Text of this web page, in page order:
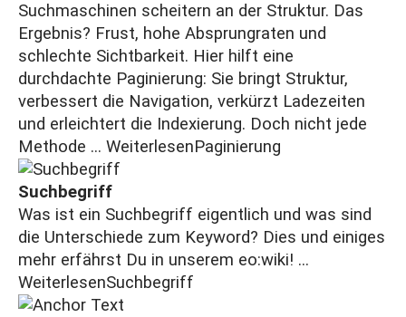
Suchmaschinen scheitern an der Struktur. Das
Ergebnis? Frust, hohe Absprungraten und
schlechte Sichtbarkeit. Hier hilft eine
durchdachte Paginierung: Sie bringt Struktur,
verbessert die Navigation, verkürzt Ladezeiten
und erleichtert die Indexierung. Doch nicht jede
Methode ... WeiterlesenPaginierung
Suchbegriff
Was ist ein Suchbegriff eigentlich und was sind
die Unterschiede zum Keyword? Dies und einiges
mehr erfährst Du in unserem eo:wiki! ...
WeiterlesenSuchbegriff